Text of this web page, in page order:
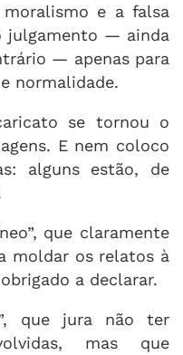
e a falsa
julgamento — ainda
— apenas para
normalidade.
se tornou o
E nem coloco
alguns estão, de
que claramente
moldar os relatos à
a declarar.
que jura não ter
mas que